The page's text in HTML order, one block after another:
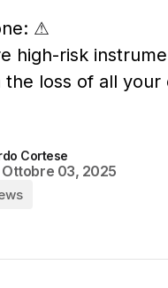
⚠
high-risk
the loss of all your
Cortese
Ottobre 03, 2025